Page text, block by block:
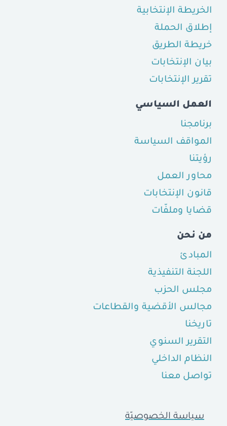
الخريطة الإنتخابية
إطلاق الحملة
خريطة الطريق
بيان الإنتخابات
تقرير الإنتخابات
العمل السياسي
برنامجنا
المواقف السياسة
رؤيتنا
محاور العمل
قانون الإنتخابات
قضايا وملفّات
من نحن
المبادئ
اللجنة التنفيذية
مجلس الحزب
مجالس الأقضية والقطاعات
تاريخنا
التقرير السنوي
النظام الداخلي
تواصل معنا
سياسة الخصوصيّة